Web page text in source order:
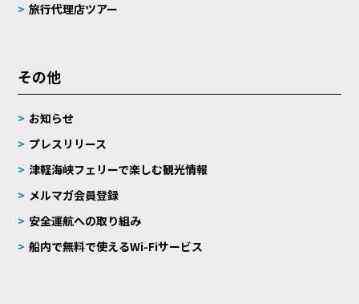
旅行代理店ツアー
その他
お知らせ
プレスリリース
津軽海峡フェリーで楽しむ観光情報
メルマガ会員登録
安全運航への取り組み
船内で無料で使えるWi-Fiサービス